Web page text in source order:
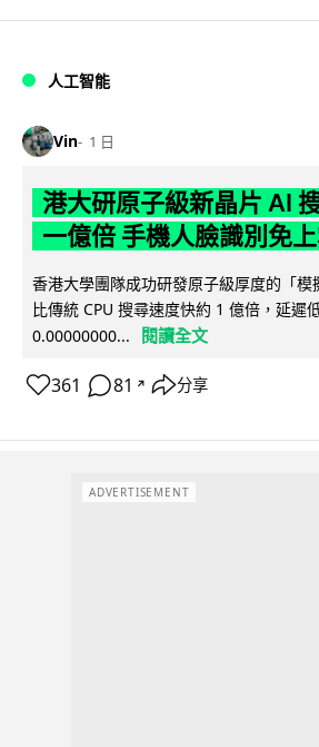
人工智能
Vin 1 日
港大研原子級新晶片 AI
一億倍 手機人臉識別免
香港大學團隊成功研發原子級厚度的「模
比傳統 CPU 搜尋速度快約 1 億倍，延遲
0.00000000...
閱讀全文
361 81 ↗ 分享
ADVERTISEMENT